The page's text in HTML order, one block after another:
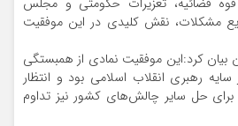
مشکلات، نقش کلیدی در این موفقیت
بیان کرد:این موفقیت نمادی از همبستگی
رهبری انقلاب اسلامی بود و انتظار
حل سایر چالش‌های کشور نیز تداوم